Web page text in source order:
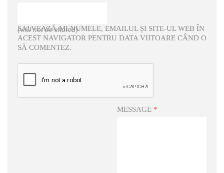
(will not be shared)
SALVEAZĂ-MI NUMELE, EMAILUL ȘI SITE-UL WEB ÎN
ACEST NAVIGATOR PENTRU DATA VIITOARE CÂND O
SĂ COMENTEZ.
MESSAGE *